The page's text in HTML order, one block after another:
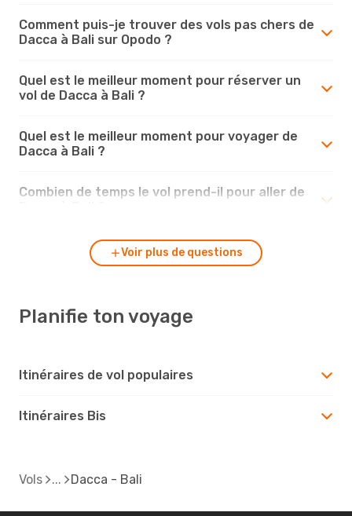
Comment puis-je trouver des vols pas chers de
Dacca à Bali sur Opodo ?
Quel est le meilleur moment pour réserver un
vol de Dacca à Bali ?
Quel est le meilleur moment pour voyager de
Dacca à Bali ?
Combien de temps le vol prend-il pour aller de
Voir plus de questions
Planifie ton voyage
Itinéraires de vol populaires
Itinéraires Bis
Vols Dacca - Bali